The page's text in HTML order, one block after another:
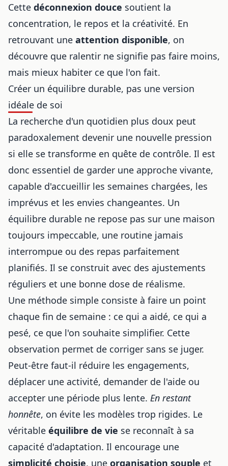
Cette déconnexion douce soutient la
concentration, le repos et la créativité. En
retrouvant une attention disponible, on
découvre que ralentir ne signifie pas faire moins,
mais mieux habiter ce que l'on fait.
Créer un équilibre durable, pas une version
idéale de soi
La recherche d'un quotidien plus doux peut
paradoxalement devenir une nouvelle pression
si elle se transforme en quête de contrôle. Il est
donc essentiel de garder une approche vivante,
capable d'accueillir les semaines chargées, les
imprévus et les envies changeantes. Un
équilibre durable ne repose pas sur une maison
toujours impeccable, une routine jamais
interrompue ou des repas parfaitement
planifiés. Il se construit avec des ajustements
réguliers et une bonne dose de réalisme.
Une méthode simple consiste à faire un point
chaque fin de semaine : ce qui a aidé, ce qui a
pesé, ce que l'on souhaite simplifier. Cette
observation permet de corriger sans se juger.
Peut-être faut-il réduire les engagements,
déplacer une activité, demander de l'aide ou
accepter une période plus lente. En restant
honnête, on évite les modèles trop rigides. Le
véritable équilibre de vie se reconnaît à sa
capacité d'adaptation. Il encourage une
simplicité choisie, une organisation souple et